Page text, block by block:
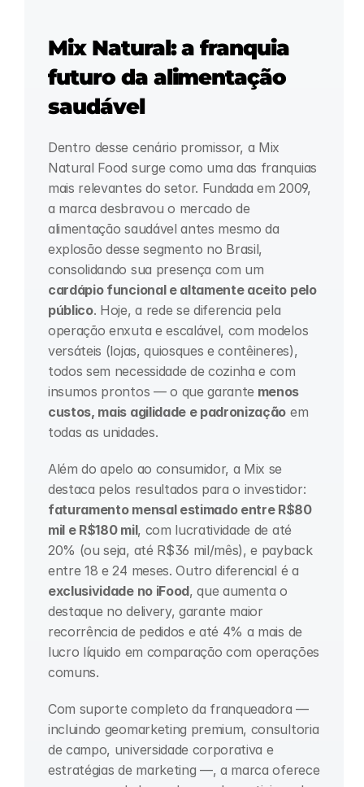
Mix Natural: a franquia
futuro da alimentação
saudável
Dentro desse cenário promissor, a Mix
Natural Food surge como uma das franquias
mais relevantes do setor. Fundada em 2009,
a marca desbravou o mercado de
alimentação saudável antes mesmo da
explosão desse segmento no Brasil,
consolidando sua presença com um
cardápio funcional e altamente aceito pelo
público. Hoje, a rede se diferencia pela
operação enxuta e escalável, com modelos
versáteis (lojas, quiosques e contêineres),
todos sem necessidade de cozinha e com
insumos prontos — o que garante menos
custos, mais agilidade e padronização em
todas as unidades.
Além do apelo ao consumidor, a Mix se
faturamento mensal estimado entre R$80
mil e R$180 mil, com lucratividade de até
20% (ou seja, até R$36 mil/mês), e payback
exclusividade no iFood, que aumenta o
destaque no delivery, garante maior
recorrência de pedidos e até 4% a mais de
lucro líquido em comparação com operações
comuns.
Com suporte completo da franqueadora —
incluindo geomarketing premium, consultoria
de campo, universidade corporativa e
estratégias de marketing —, a marca oferece